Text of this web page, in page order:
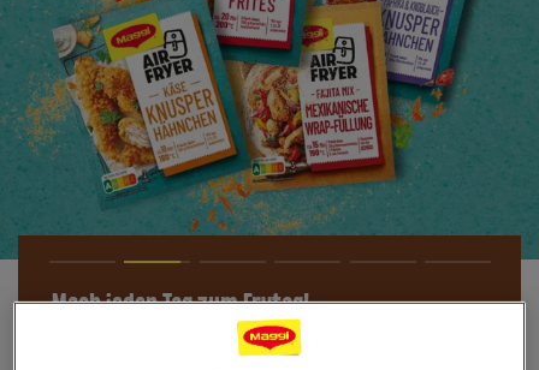
MAGGI Korean Style Noodles
Koreanisch inspiriert, würzig und voll im Trend: